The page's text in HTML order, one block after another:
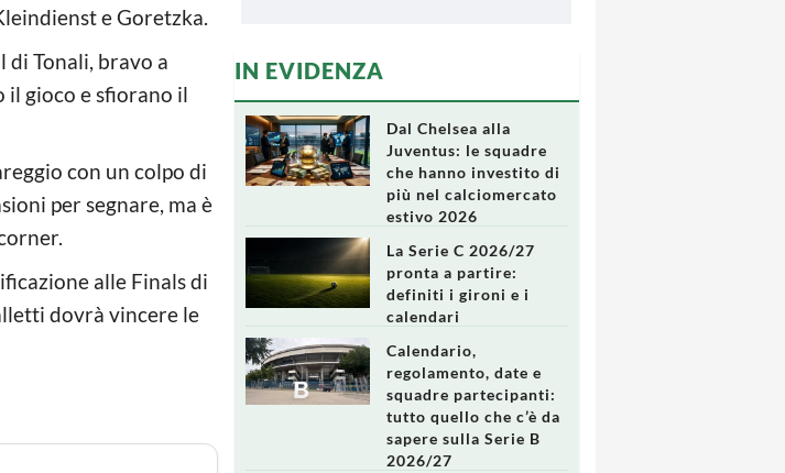
e Goretzka.
di Tonali, bravo a
gioco e sfiorano il
con un colpo di
per segnare, ma è
alle Finals di
dovrà vincere le
IN EVIDENZA
Dal Chelsea alla
Juventus: le squadre
che hanno investito di
più nel calciomercato
estivo 2026
La Serie C 2026/27
pronta a partire:
definiti i gironi e i
calendari
Calendario,
regolamento, date e
squadre partecipanti:
tutto quello che c’è da
sapere sulla Serie B
2026/27